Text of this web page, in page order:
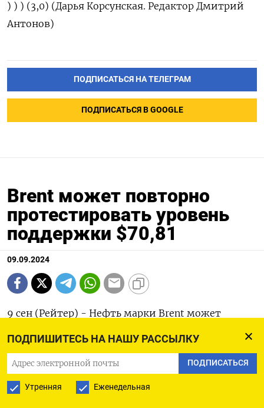
ПОДПИШИТЕСЬ НА НАШУ РАССЫЛКУ
ПОДПИСАТЬСЯ
Утренняя Еженедельная
) ) ) (3,0) (Дарья Корсунская. Редактор Дмитрий
Антонов)
ПОДПИСАТЬСЯ НА ТЕЛЕГРАМ
ПОДПИСАТЬСЯ В GOOGLE
Brent может повторно
протестировать уровень
поддержки $70,81
09.09.2024
9 сен (Рейтер) - Нефть марки Brent может
повторно протестировать поддержку на уровне
$70,81 за баррель, прорыв ниже которой,
возможно, откроет путь к отметке $68,26.
Вымпел подтвердился, предполагая цель на